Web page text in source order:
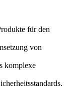
für den
von
komplexe